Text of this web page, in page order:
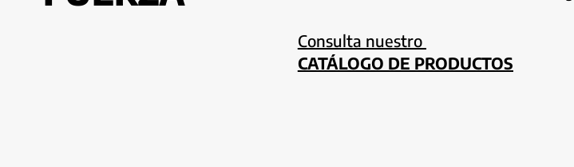
Consulta nuestro
CATÁLOGO DE PRODUCTOS